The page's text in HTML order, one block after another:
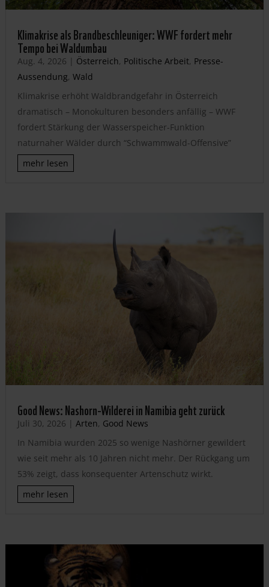
Klimakrise als Brandbeschleuniger: WWF fordert mehr
Tempo bei Waldumbau
Aug. 4, 2026 | Österreich, Politische Arbeit, Presse-
Aussendung, Wald
Klimakrise erhöht Waldbrandgefahr in Österreich
dramatisch – Monokulturen besonders anfällig – WWF
fordert Stärkung der Wasserspeicher-Funktion
naturnaher Wälder durch “Schwammwald-Offensive”
mehr lesen
Good News: Nashorn-Wilderei in Namibia geht zurück
Juli 30, 2026 | Arten, Good News
In Namibia wurden 2025 so wenige Nashörner gewildert
wie seit mehr als 10 Jahren nicht mehr. Der Rückgang um
53% zeigt, dass konsequenter Artenschutz wirkt.
mehr lesen